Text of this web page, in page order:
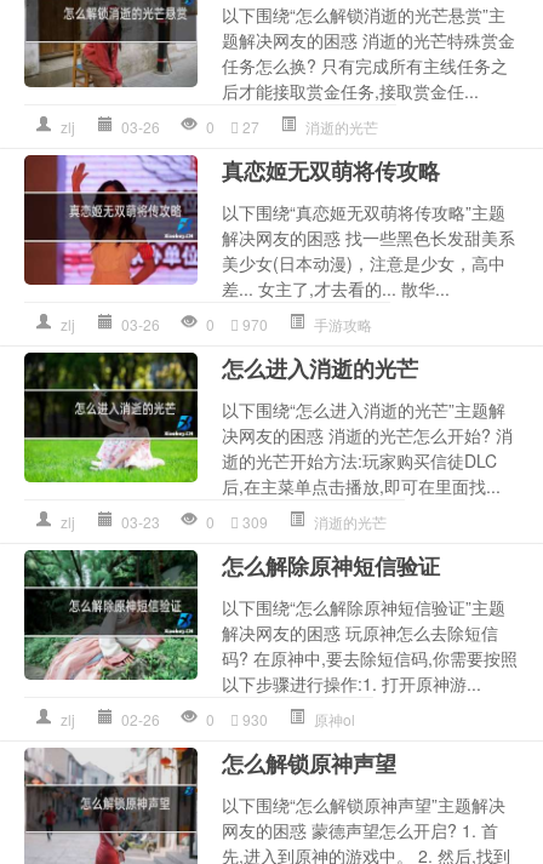
以下围绕“怎么解锁消逝的光芒悬赏”主
题解决网友的困惑 消逝的光芒特殊赏金
任务怎么换? 只有完成所有主线任务之
后才能接取赏金任务,接取赏金任...
zlj 03-26 0 27 消逝的光芒
真恋姬无双萌将传攻略
以下围绕“真恋姬无双萌将传攻略”主题
解决网友的困惑 找一些黑色长发甜美系
美少女(日本动漫)，注意是少女，高中
差... 女主了,才去看的... 散华...
zlj 03-26 0 970 手游攻略
怎么进入消逝的光芒
以下围绕“怎么进入消逝的光芒”主题解
决网友的困惑 消逝的光芒怎么开始? 消
逝的光芒开始方法:玩家购买信徒DLC
后,在主菜单点击播放,即可在里面找...
zlj 03-23 0 309 消逝的光芒
怎么解除原神短信验证
以下围绕“怎么解除原神短信验证”主题
解决网友的困惑 玩原神怎么去除短信
码? 在原神中,要去除短信码,你需要按照
以下步骤进行操作:1. 打开原神游...
zlj 02-26 0 930 原神ol
怎么解锁原神声望
以下围绕“怎么解锁原神声望”主题解决
网友的困惑 蒙德声望怎么开启? 1. 首
先,进入到原神的游戏中。 2. 然后,找到